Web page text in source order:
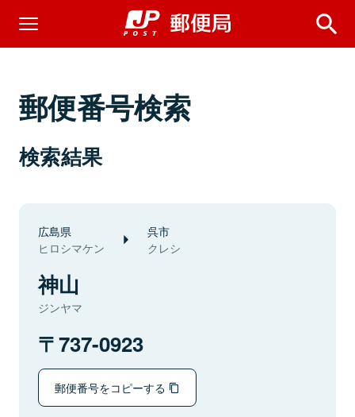
郵便番号検索
検索結果
広島県
ヒロシマケン
呉市
クレシ
神山
ジンヤマ
737-0923
郵便番号をコピーする